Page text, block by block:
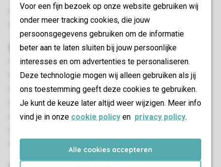
Voor een fijn bezoek op onze website gebruiken wij
onder meer tracking cookies, die jouw
persoonsgegevens gebruiken om de informatie
beter aan te laten sluiten bij jouw persoonlijke
interesses en om advertenties te personaliseren.
Deze technologie mogen wij alleen gebruiken als jij
ons toestemming geeft deze cookies te gebruiken.
Je kunt de keuze later altijd weer wijzigen. Meer info
vind je in onze cookie policy en privacy policy.
Alle cookies accepteren
Geschikt voor 6 personen
Energielabel: E
Slaapkamer(s)
Aantal slaapkamers: 3
Slaapkamers beneden: 3
Slaapkamer beneden
Aantal stapelbedden: 2
Eénpersoonsbedden: 4